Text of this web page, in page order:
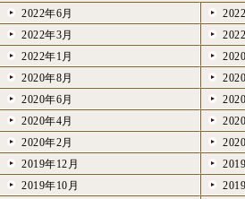
2022年6月
2022年3月
2022年1月
2020年8月
2020年6月
2020年4月
2020年2月
2019年12月
2019年10月